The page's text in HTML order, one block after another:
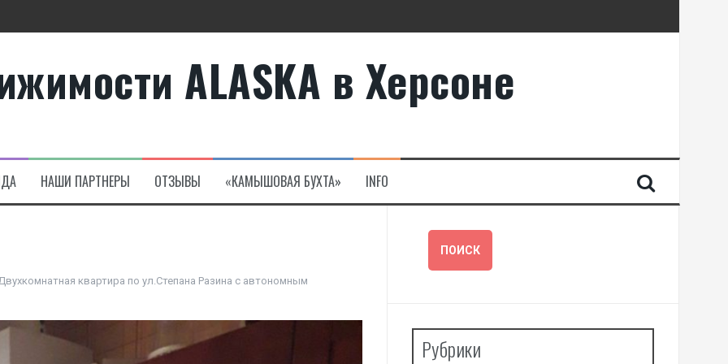
Алсанджаке
ALASKA в Херсоне
НАШИ ПАРТНЕРЫ ОТЗЫВЫ «КАМЫШОВАЯ БУХТА» INFO
квартира по ул.Степана Разина с автономным
Рубрики